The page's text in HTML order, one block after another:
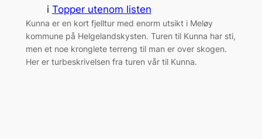
i Topper utenom listen
Kunna er en kort fjelltur med enorm utsikt i Meløy
kommune på Helgelandskysten. Turen til Kunna har sti,
men et noe kronglete terreng til man er over skogen.
Her er turbeskrivelsen fra turen vår til Kunna.